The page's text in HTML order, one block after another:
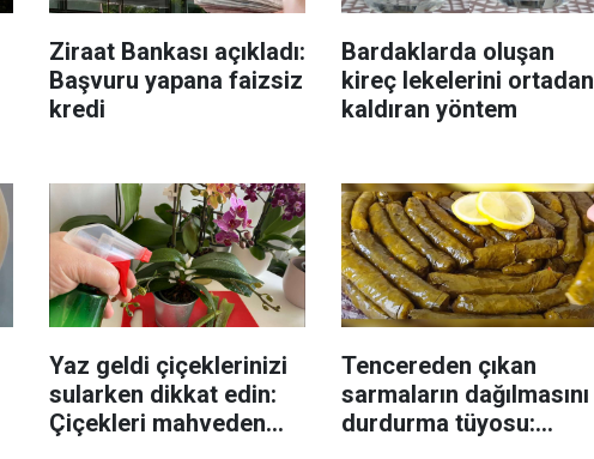
Ziraat Bankası açıkladı:
Başvuru yapana faizsiz
kredi
Bardaklarda oluşan
kireç lekelerini ortadan
kaldıran yöntem
Yaz geldi çiçeklerinizi
sularken dikkat edin:
Çiçekleri mahveden
Tencereden çıkan
sarmaların dağılmasını
durdurma tüyosu: